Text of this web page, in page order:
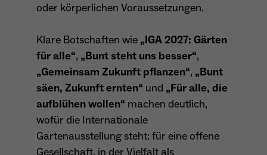
Name cookie_optin
Anbieter Sgalinski
Laufzeit 1 Monat
Zweck
Speichert den Zustimmungsstatus des
Benutzers für Cookies auf der aktuellen
Domäne.
Laufzeit 6 Monate
Zweck Speichert die Herkunft des Besuchers.
Name MATOMO_SESSID
Anbieter Matomo
Laufzeit Sitzung
oder körperlichen Voraussetzungen.
Klare Botschaften wie „IGA 2027: Gärten
für alle“, „Bunt steht uns besser“,
„Gemeinsam Zukunft pflanzen“, „Bunt
säen, Zukunft ernten“ und „Für alle, die
aufblühen wollen“ machen deutlich,
wofür die Internationale
Gartenausstellung steht: für eine offene